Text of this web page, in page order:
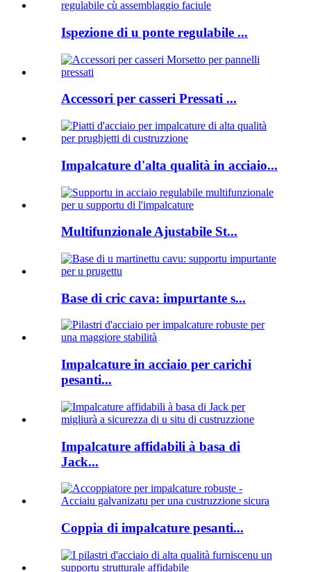
Ispezione di u ponte regulabile ...
Accessori per casseri Pressati ...
Impalcature d'alta qualità in acciaio...
Multifunzionale Ajustabile St...
Base di cric cava: impurtante s...
Impalcature in acciaio per carichi
pesanti...
Impalcature affidabili à basa di
Jack...
Coppia di impalcature pesanti...